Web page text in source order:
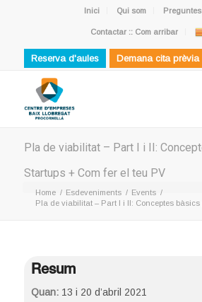
Inici Qui som
Contactar :: Com arribar
Reserva d'aules Demana cita prèvia
Pla de viabilitat – Part I i II:
Startups + Com fer el teu PV
Home / Esdeveniments / Events /
Pla de viabilitat – Part I i II: Conceptes bàsics
Resum
Quan:13 i 20 d’abril 2021